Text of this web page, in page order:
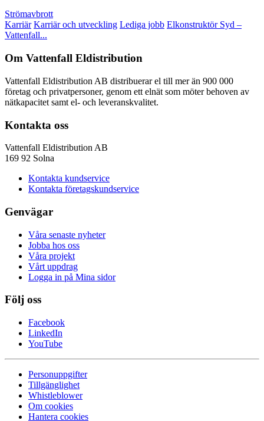
Strömavbrott
Karriär Karriär och utveckling Lediga jobb Elkonstruktör Syd –
Vattenfall...
Om Vattenfall Eldistribution
Vattenfall Eldistribution AB distribuerar el till mer än 900 000
företag och privatpersoner, genom ett elnät som möter behoven av
nätkapacitet samt el- och leveranskvalitet.
Kontakta oss
Vattenfall Eldistribution AB
169 92 Solna
Kontakta kundservice
Kontakta företagskundservice
Genvägar
Våra senaste nyheter
Jobba hos oss
Våra projekt
Vårt uppdrag
Logga in på Mina sidor
Följ oss
Facebook
LinkedIn
YouTube
Personuppgifter
Tillgänglighet
Whistleblower
Om cookies
Hantera cookies